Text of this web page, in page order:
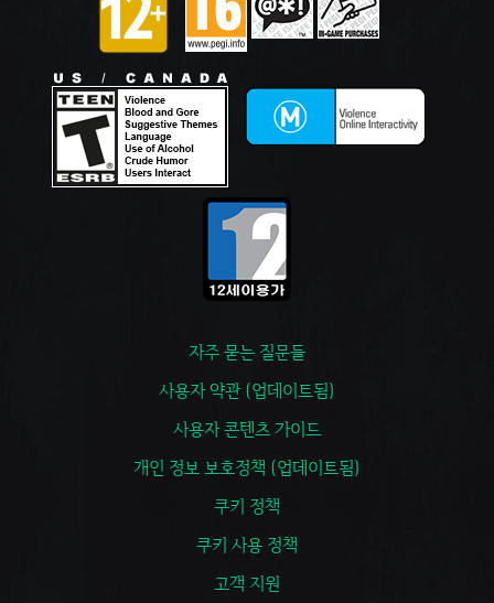
자주 묻는 질문들
사용자 약관 (업데이트됨)
사용자 콘텐츠 가이드
개인 정보 보호정책 (업데이트됨)
쿠키 정책
쿠키 사용 정책
고객 지원